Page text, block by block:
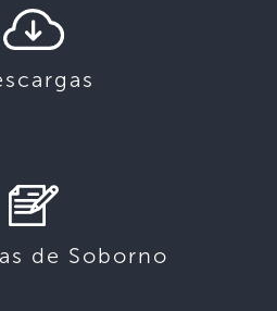
de Soborno